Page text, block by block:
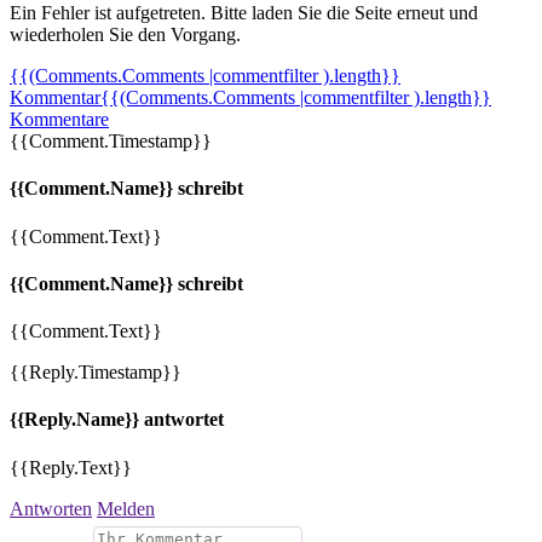
Ein Fehler ist aufgetreten. Bitte laden Sie die Seite erneut und
wiederholen Sie den Vorgang.
{{(Comments.Comments |commentfilter ).length}}
Kommentar{{(Comments.Comments |commentfilter ).length}}
Kommentare
{{Comment.Timestamp}}
{{Comment.Name}} schreibt
{{Comment.Text}}
{{Comment.Name}} schreibt
{{Comment.Text}}
{{Reply.Timestamp}}
{{Reply.Name}} antwortet
{{Reply.Text}}
Antworten Melden